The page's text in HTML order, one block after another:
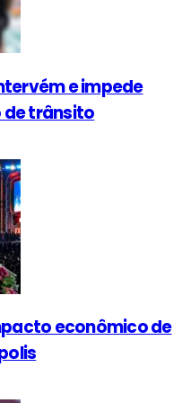
e impede
de trânsito
econômico de